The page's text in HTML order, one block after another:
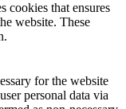
cookies that ensures
website. These
for the website
personal data via